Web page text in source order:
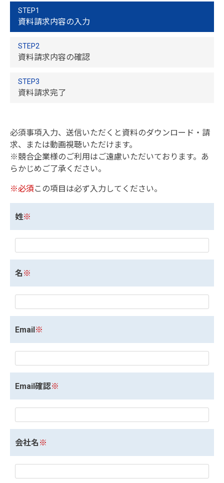
STEP1
資料請求内容の入力
STEP2
資料請求内容の確認
STEP3
資料請求完了
必須事項入力、送信いただくと資料のダウンロード・請
求、または動画視聴いただけます。
※競合企業様のご利用はご遠慮いただいております。あ
らかじめご了承ください。
※必須 この項目は必ず入力してください。
姓※
名 ※
Email※
Email確認※
会社名 ※